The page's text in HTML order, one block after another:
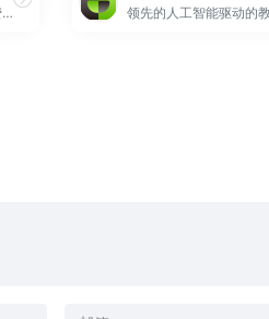
专注于提升英语口语能力的免费在线学习平台